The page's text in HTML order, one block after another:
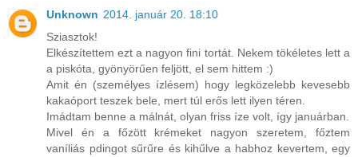
Unknown 2014. január 20. 18:10
Sziasztok!
Elkészítettem ezt a nagyon fini tortát. Nekem tökéletes lett a
a piskóta, gyönyörűen feljött, el sem hittem :)
Amit én (személyes ízlésem) hogy legközelebb kevesebb
kakaóport teszek bele, mert túl erős lett ilyen téren.
Imádtam benne a málnát, olyan friss íze volt, így januárban.
Mivel én a főzött krémeket nagyon szeretem, főztem
vaníliás pdingot sűrűre és kihűlve a habhoz kevertem, egy